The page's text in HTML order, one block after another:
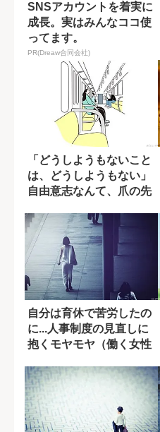
SNSアカウントを着実に
成長。実はみんなココ使
ってます。
PR(Dreaw合同会社)
「どうしようもないこと
は、どうしようもない」
自由意志なんて、爪の先
自分は育休で苦労したの
に...人事制度の見直しに
抱くモヤモヤ（働く女性